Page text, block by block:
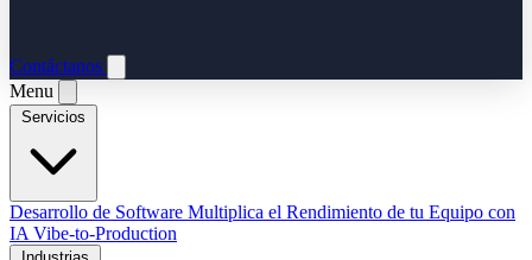
Contáctanos
Menu
Desarrollo de Software Multiplica el Rendimiento de tu Equipo con
IA Vibe-to-Production